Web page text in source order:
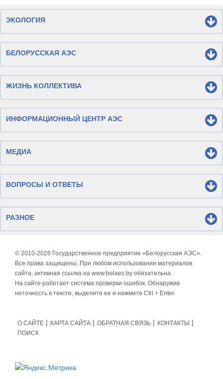
ЭКОЛОГИЯ
БЕЛОРУССКАЯ АЭС
ЖИЗНЬ КОЛЛЕКТИВА
ИНФОРМАЦИОННЫЙ ЦЕНТР АЭС
МЕДИА
ВОПРОСЫ И ОТВЕТЫ
РАЗНОЕ
© 2010-2026 Государственное предприятие «Белорусская АЭС».
Все права защищены. При любом использовании материалов
сайта, активная ссылка на www.belaes.by обязательна.
На сайте работает система проверки ошибок. Обнаружив
неточность в тексте, выделите ее и нажмите Ctrl + Enter.
О САЙТЕ КАРТА САЙТА ОБРАТНАЯ СВЯЗЬ
КОНТАКТЫ
ПОИСК